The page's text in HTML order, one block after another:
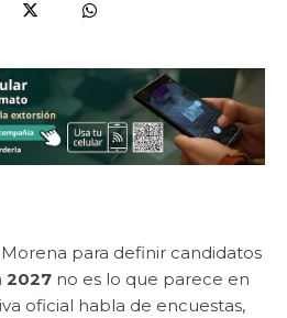
para definir candidatos
2027 no es lo que parece en
oficial habla de encuestas,